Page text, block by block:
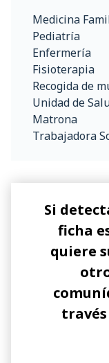
Medicina
Pediatría
Enfermería
Fisioterapia
Recogida de
Unidad de
Matrona
Trabajadora
Si
ficha
quiere